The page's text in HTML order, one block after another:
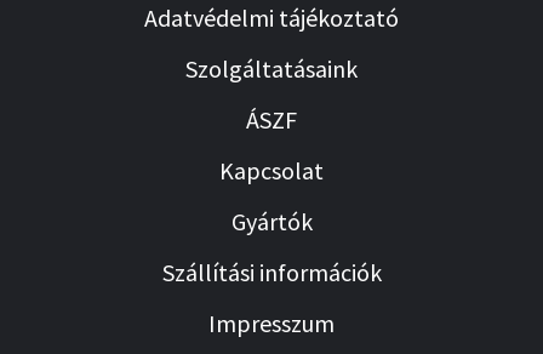
Adatvédelmi tájékoztató
Szolgáltatásaink
ÁSZF
Kapcsolat
Gyártók
Szállítási információk
Impresszum